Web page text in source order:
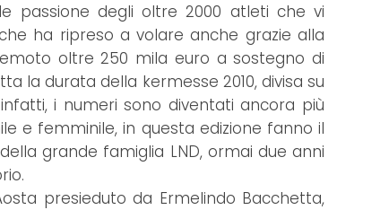
passione degli oltre 2000 atleti che vi
ha ripreso a volare anche grazie alla
oltre 250 mila euro a sostegno di
la durata della kermesse 2010, divisa su
i numeri sono diventati ancora più
e femminile, in questa edizione fanno il
grande famiglia LND, ormai due anni
presieduto da Ermelindo Bacchetta,